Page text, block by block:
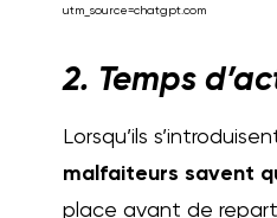
utm_source=chatgpt.com
2. Temps
Lorsqu’ils
malfaiteurs savent
place avant de